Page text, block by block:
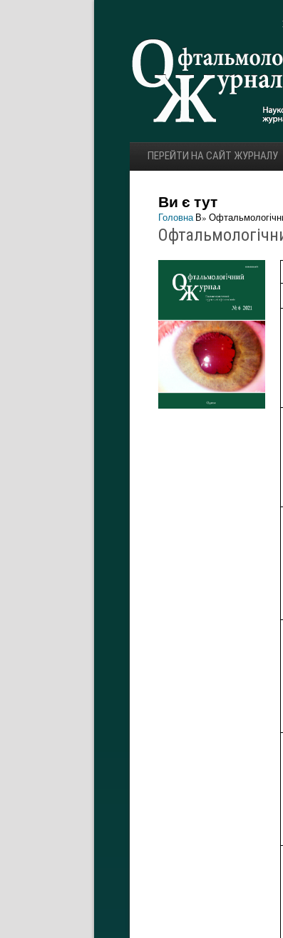
ПЕРЕЙТИ НА САЙТ ЖУРНАЛУ
Ви є тут
ГоловнаВ»